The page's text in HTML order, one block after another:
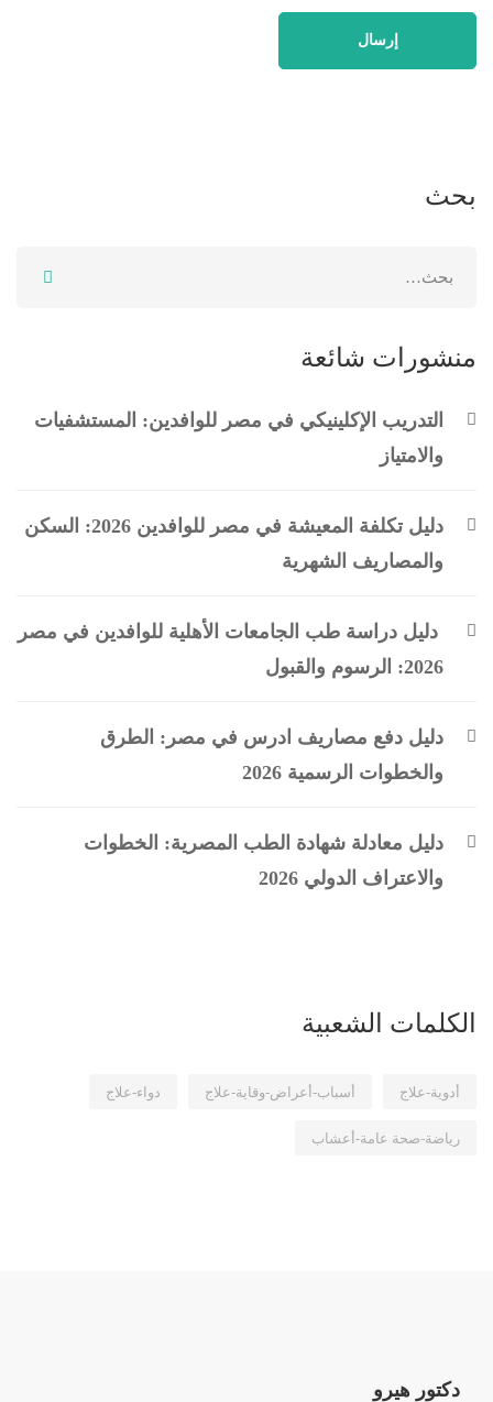
بحث
منشورات شائعة
التدريب الإكلينيكي في مصر للوافدين: المستشفيات
والامتياز
دليل تكلفة المعيشة في مصر للوافدين 2026: السكن
والمصاريف الشهرية
دليل دراسة طب الجامعات الأهلية للوافدين في مصر
2026: الرسوم والقبول
دليل دفع مصاريف ادرس في مصر: الطرق
والخطوات الرسمية 2026
دليل معادلة شهادة الطب المصرية: الخطوات
والاعتراف الدولي 2026
الكلمات الشعبية
أدوية-علاج أسباب-أعراض-وقاية-علاج دواء-علاج
رياضة-صحة عامة-أعشاب
دكتور هيرو